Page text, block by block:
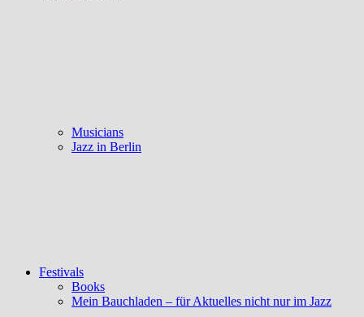
Musicians
Jazz in Berlin
Festivals
Books
Mein Bauchladen – für Aktuelles nicht nur im Jazz